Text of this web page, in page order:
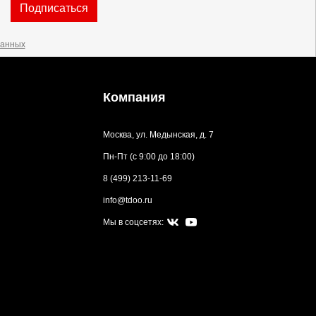
Подписаться
Компания
Москва, ул. Медынская, д. 7
Пн-Пт (с 9:00 до 18:00)
8 (499) 213-11-69
info@tdoo.ru
Мы в соцсетях: